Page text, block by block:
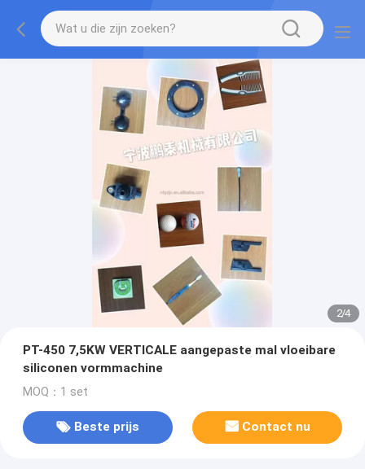
2/4
PT-450 7,5KW VERTICALE aangepaste mal vloeibare
siliconen vormmachine
MOQ：1 set
Beste prijs Contact nu